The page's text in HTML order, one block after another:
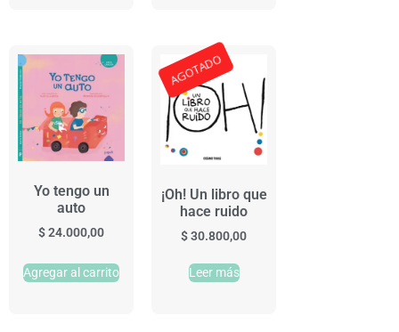
Yo tengo un
auto
$24.000,00
Agregar al carrito
AGOTADO
¡Oh! Un libro que
hace ruido
$30.800,00
Leer más